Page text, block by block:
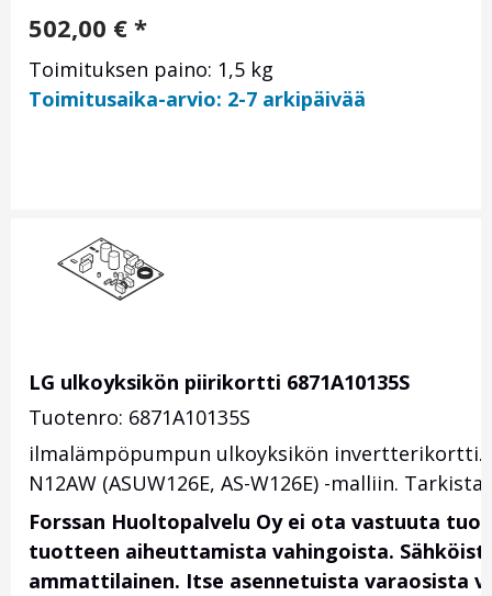
502,00 € *
Toimituksen paino: 1,5 kg
Toimitusaika-arvio: 2-7 arkipäivää
LG ulkoyksikön piirikortti 6871A10135S
Tuotenro: 6871A10135S
ilmalämpöpumpun ulkoyksikön invertterikortti.
N12AW (ASUW126E, AS-W126E) -malliin.
Forssan Huoltopalvelu Oy ei ota vastuuta
tuotteen aiheuttamista vahingoista.
ammattilainen. Itse asennetuista varaosista